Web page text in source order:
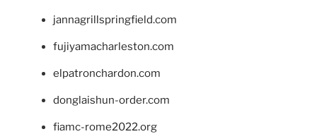
jannagrillspringfield.com
fujiyamacharleston.com
elpatronchardon.com
donglaishun-order.com
fiamc-rome2022.org